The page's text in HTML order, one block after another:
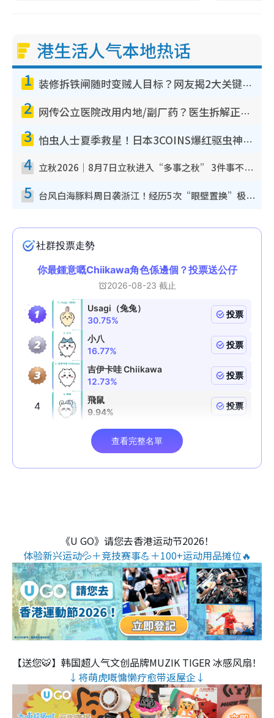
港生活人气本地热话
1 装修拆铁闸随时变贼人目标？网友揭2大关键用途：装新款等于白装？附新旧铁闸分别
2 网传公立医院改用内地/副厂药？医生拆解正副厂分别，揭4类人换药随时出事
3 怕虫人士夏季救星！日本3COINS爆红驱虫神器$45起 1招“全程免触碰”轻松搞定小强
4 立秋2026｜8月7日立秋进入“多事之秋” 3件事不可做！专家教6招开运 清杂物／钱包纳气接好运
5 台风白海豚料周日袭浙江！经历5次“眼壁置换”极罕见 成登陆内地最长途台风
《U GO》请您去香港运动节2026！
体验新兴运动💦＋竞技赛事💪＋100+运动用品摊位🔥
【送您🐯】韩国超人气文创品牌MUZIK TIGER 冰感风扇！
↓将萌虎嘅慵懒疗愈带返屋企↓